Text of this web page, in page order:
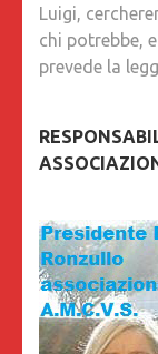
Luigi,
chi potrebbe,
prevede la